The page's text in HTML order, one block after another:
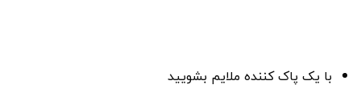
با یک پاک کننده ملایم بشویید